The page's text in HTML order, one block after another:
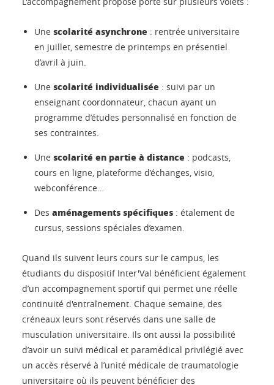
Une scolarité asynchrone : rentrée universitaire
en juillet, semestre de printemps en présentiel
d’avril à juin.
Une scolarité individualisée : suivi par un
enseignant coordonnateur, chacun ayant un
programme d’études personnalisé en fonction de
ses contraintes.
Une scolarité en partie à distance : podcasts,
cours en ligne, plateforme d’échanges, visio,
webconférence…
Des aménagements spécifiques : étalement de
cursus, sessions spéciales d’examen.
Quand ils suivent leurs cours sur le campus, les
étudiants du dispositif Inter'Val bénéficient également
d’un accompagnement sportif qui permet une réelle
continuité d'entraînement. Chaque semaine, des
créneaux leurs sont réservés dans une salle de
musculation universitaire. Ils ont aussi la possibilité
d’avoir un suivi médical et paramédical privilégié avec
un accès réservé à l’unité médicale de traumatologie
universitaire où ils peuvent bénéficier des